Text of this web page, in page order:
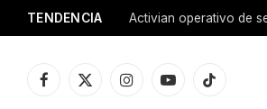
TENDENCIA Activian operativo de
Facebook
X
InstagramYouTubeTikTok